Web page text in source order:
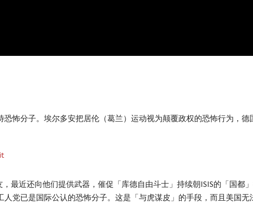
怖分子。埃尔多安把居伦（葛兰）运动视为颠覆政权的恐怖行为，德
最近还向他们提供武器，催促「库德自由斗士」持续朝ISIS的「国都」
党已是国际公认的恐怖分子。这是「与虎谋皮」的手段，而且美国无